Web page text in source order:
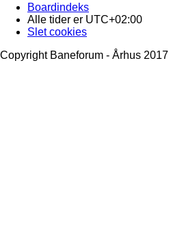
Boardindeks
Alle tider er UTC+02:00
Slet cookies
Copyright Baneforum - Århus 2017